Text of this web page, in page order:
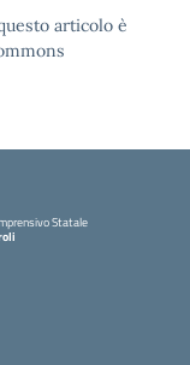
articolo è
Statale